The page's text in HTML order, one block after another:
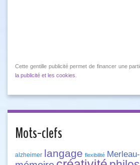
Cette gentille publicité permet de financer une
la publicité et les cookies
Mots-clefs
alzheimer langage flexibilité